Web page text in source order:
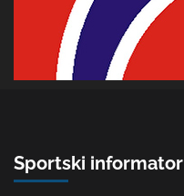
Sportski informator